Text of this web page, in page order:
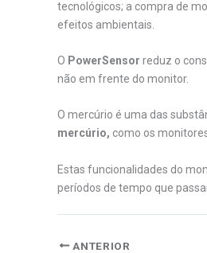
tecnológicos; a compra de
efeitos ambientais.
O PowerSensor reduz o
não em frente do monitor.
O mercúrio é uma das
mercúrio, como os
Estas funcionalidades do
períodos de tempo que
ANTERIOR